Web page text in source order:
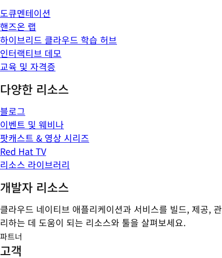
도큐멘테이션
핸즈온 랩
하이브리드 클라우드 학습 허브
인터랙티브 데모
교육 및 자격증
다양한 리소스
블로그
이벤트 및 웨비나
팟캐스트 & 영상 시리즈
Red Hat TV
리소스 라이브러리
개발자 리소스
클라우드 네이티브 애플리케이션과 서비스를 빌드, 제공, 관
리하는 데 도움이 되는 리소스와 툴을 살펴보세요.
파트너
고객